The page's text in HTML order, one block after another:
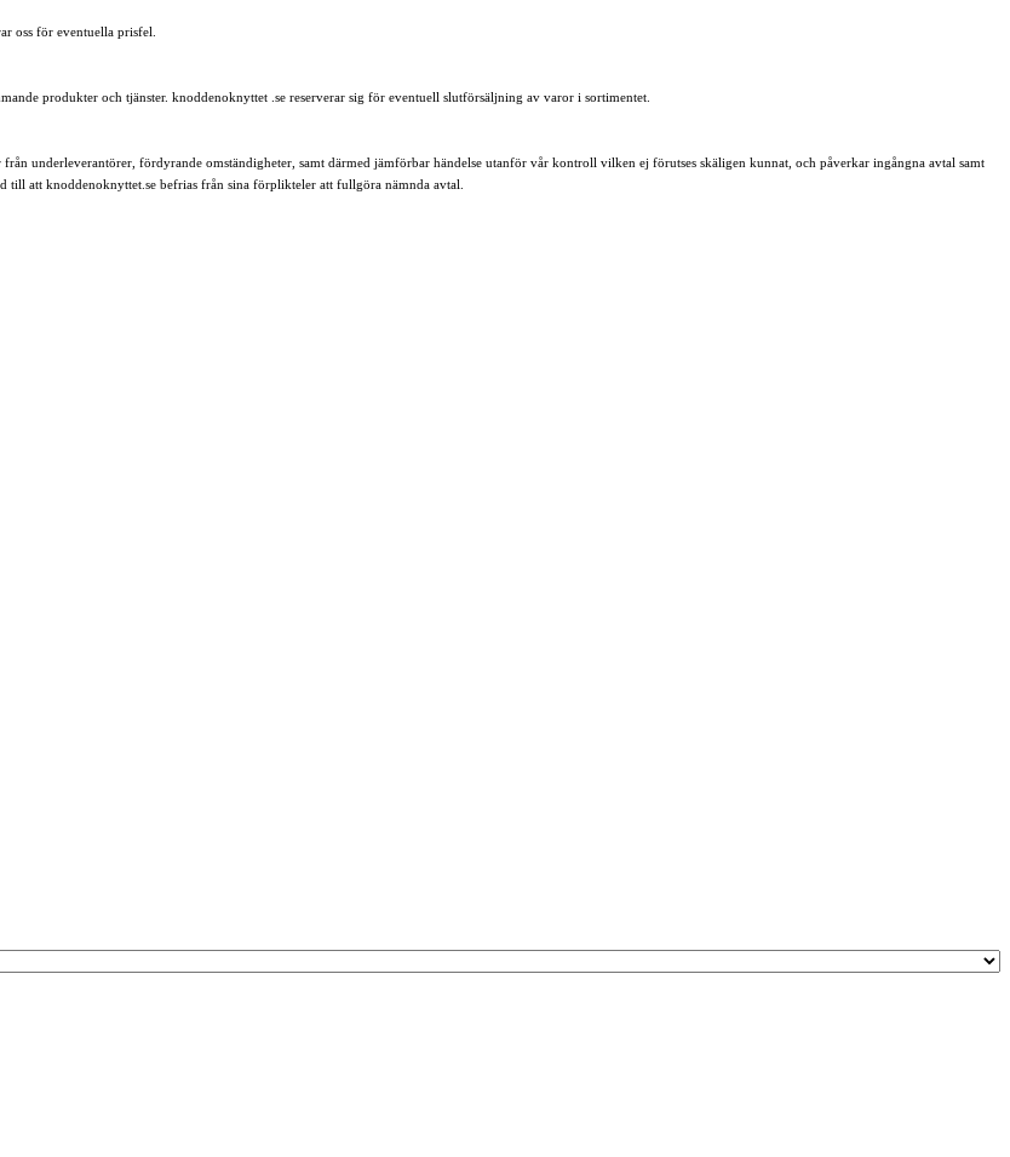
oss för eventuella prisfel.
produkter och tjänster. knoddenoknyttet .se reserverar sig för eventuell slutförsäljning av varor i sortimentet.
underleverantörer, fördyrande omständigheter, samt därmed jämförbar händelse utanför vår kontroll vilken ej förutses skäligen kunnat, och påverkar ingångna avtal samt
till att knoddenoknyttet.se befrias från sina förplikteler att fullgöra nämnda avtal.